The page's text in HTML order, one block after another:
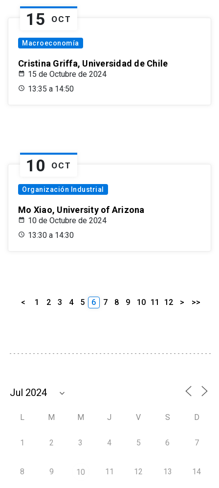
15 OCT
Macroeconomía
Cristina Griffa, Universidad de Chile
15 de Octubre de 2024
13:35 a 14:50
10 OCT
Organización Industrial
Mo Xiao, University of Arizona
10 de Octubre de 2024
13:30 a 14:30
< 1 2 3 4 5 6 7 8 9 10 11 12 > >>
L M M J V S D
1 2 3 4 5 6 7
8 9 10 11 12 13 14